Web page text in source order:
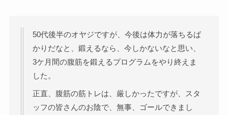
50代後半のオヤジですが、今後は体力が落ちるば
かりだなと、鍛えるなら、今しかないなと思い、
3ケ月間の腹筋を鍛えるプログラムをやり終えま
した。
正直、腹筋の筋トレは、厳しかったですが、スタ
ッフの皆さんのお陰で、無事、ゴールできまし